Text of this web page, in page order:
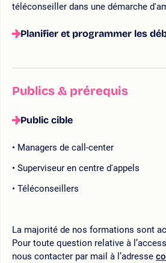
téléconseiller dans une démarche
Planifier et programmer les
Publics & prérequis
Public cible
Managers de call-center
Superviseur en centre d'appels
Téléconseillers
La majorité de nos formations sont
Pour toute question relative à
nous contacter par mail à l’adresse